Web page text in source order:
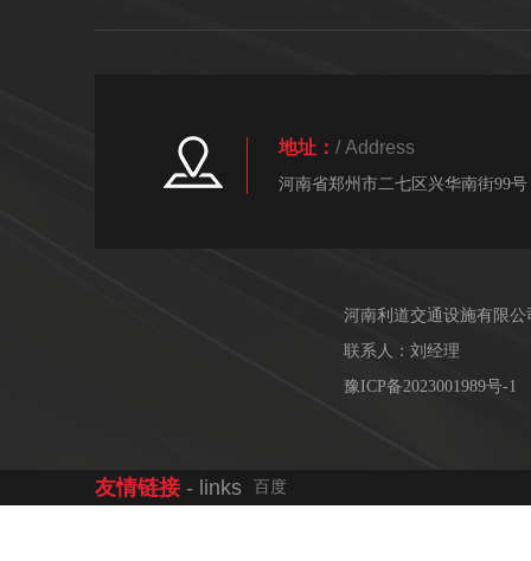
地址： / Address
河南省郑州市二七区兴华南街99号
河南利道交通设施有限公
联系人：刘经理
豫ICP备2023001989号-1
友情链接 - links 百度